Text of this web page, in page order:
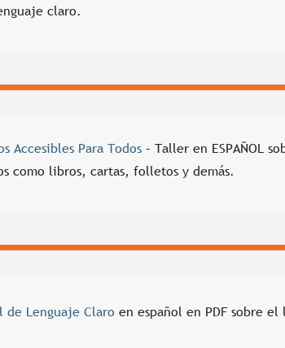
claro.
Accesibles Para Todos – Taller en ESPAÑOL
como libros, cartas, folletos y demás.
de Lenguaje Claro en español en PDF sobre